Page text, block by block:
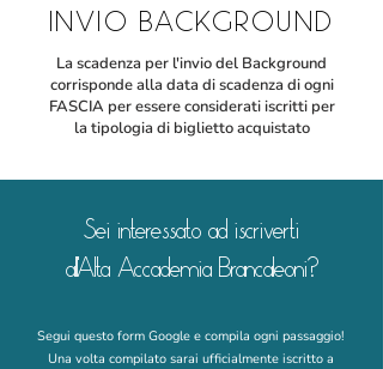
INVIO BACKGROUND
La scadenza per l'invio del Background
corrisponde alla data di scadenza di ogni
FASCIA per essere considerati iscritti per
la tipologia di biglietto acquistato
Sei interessato ad iscriverti
all'Alta Accademia Brancaleoni?
Segui questo form Google e compila ogni passaggio!
Una volta compilato sarai ufficialmente iscritto a